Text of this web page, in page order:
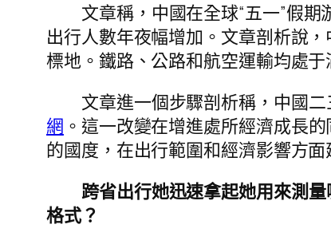
文章稱，中國在全球“五一”假
出行人數年夜幅增加。文章剖析說
標地。鐵路、公路和航空運輸均處
文章進一個步驟剖析稱，中國
網 。這一改變在增進處所經濟成長
的國度，在出行範圍和經濟影響方面
跨省出行她迅速拿起她用來測
格式？